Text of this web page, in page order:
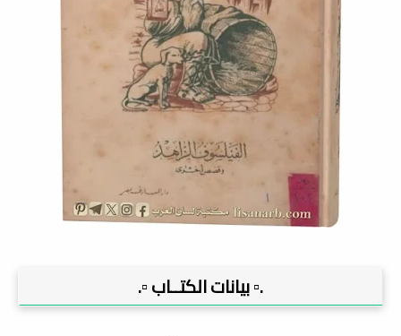
.▫️ بيانات الكتــاب ▫️.